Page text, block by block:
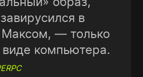
в
Максом, — только
виде компьютера.